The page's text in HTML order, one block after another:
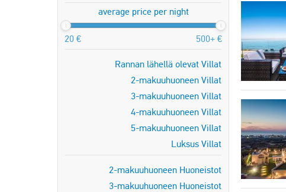
average price per night
20 € 500+ €
Rannan lähellä olevat Villat
2-makuuhuoneen Villat
3-makuuhuoneen Villat
4-makuuhuoneen Villat
5-makuuhuoneen Villat
Luksus Villat
2-makuuhuoneen Huoneistot
3-makuuhuoneen Huoneistot